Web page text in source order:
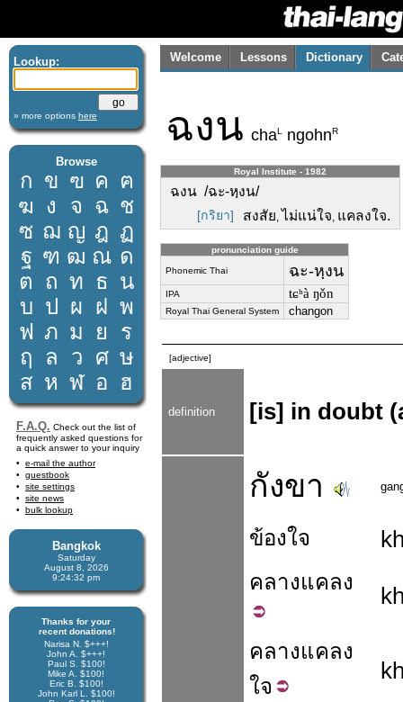
Lookup:
» more options here
Browse
ก ข ฃ ค ฅ
ฆ ง จ ฉ ช
ซ ฌ ญ ฎ ฏ
ฐ ฑ ฒ ณ ด
ต ถ ท ธ น
บ ป ผ ฝ พ
ฟ ภ ม ย
ร
ฤ
ล ว ศ ษ
ส ห ฬ อ ฮ
F.A.Q. Check out the list of
frequently asked questions for
a quick answer to your inquiry
e-mail the author
guestbook
site settings
site news
bulk lookup
Bangkok
Saturday
August 8, 2026
9:24:33 pm
Thanks for your
recent donations!
Narisa N. $+++!
John A. $+++!
Paul S. $100!
Mike A. $100!
Eric B. $100!
John Karl L. $100!
Welcome Lessons Dictionary
ฉงน chaL ngohnR
Royal Institute - 1982
ฉงน /ฉะ-หฺงน/
[กริยา] สงสัย, ไม่แน่ใจ, แคลงใจ.
pronunciation guide
Phonemic Thai ฉะ-หฺงน
IPA tɕʰà ŋǒn
Royal Thai General System changon
[adjective]
definition [is] in doubt
กังขา
ข้องใจ
คลางแคลง
คลางแคลง
ใจ